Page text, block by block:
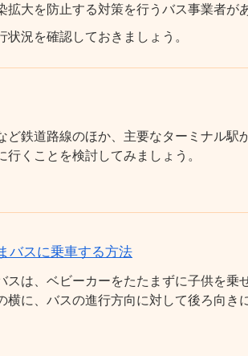
大を防止する対策を行うバス事業者が
況を確認しておきましょう。
鉄道路線のほか、主要なターミナル駅
くことを検討してみましょう。
バスに乗車する方法
は、ベビーカーをたたまずに子供を乗
に、バスの進行方向に対して後ろ向き